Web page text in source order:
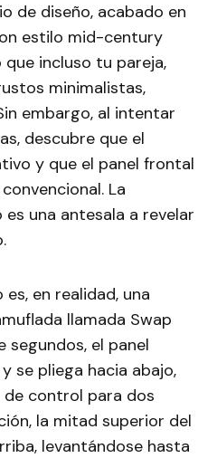
de diseño, acabado en
estilo mid-century
incluso tu pareja,
minimalistas,
embargo, al intentar
descubre que el
y que el panel frontal
La
una antesala a revelar
en realidad, una
llamada Swap
segundos, el panel
se pliega hacia abajo,
control para dos
la mitad superior del
levantándose hasta